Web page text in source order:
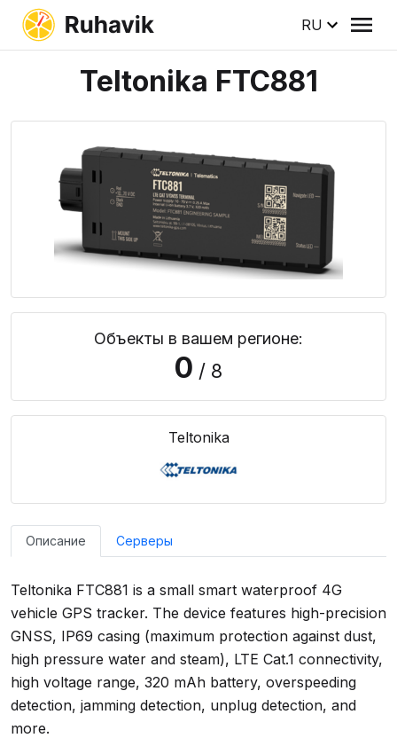
RU
Teltonika FTC881
Объекты в вашем регионе:
0 / 8
Teltonika
Описание Серверы
Teltonika FTC881 is a small smart waterproof 4G
vehicle GPS tracker. The device features high-precision
GNSS, IP69 casing (maximum protection against dust,
high pressure water and steam), LTE Cat.1 connectivity,
high voltage range, 320 mAh battery, overspeeding
detection, jamming detection, unplug detection, and
more.